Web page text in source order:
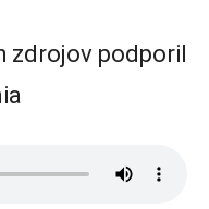
zdrojov podporil